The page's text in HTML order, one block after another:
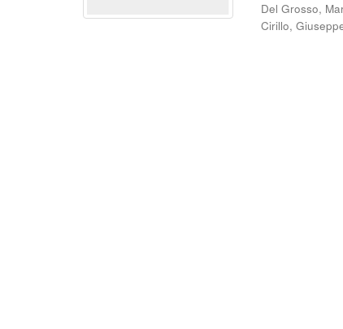
Del Grosso,
Cirillo,